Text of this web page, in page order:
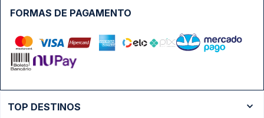
FORMAS DE PAGAMENTO
TOP DESTINOS